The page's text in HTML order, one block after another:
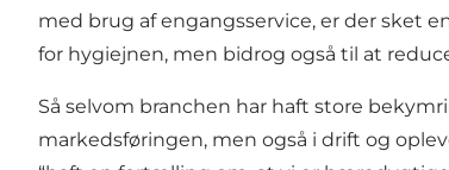
med brug af engangsservice, er der sket
for hygiejnen, men bidrog også til at
Så selvom branchen har haft store
markedsføringen, men også i drift og